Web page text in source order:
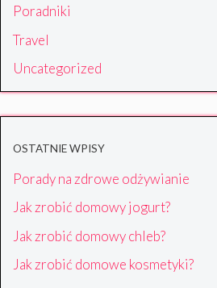
Poradniki
Travel
Uncategorized
OSTATNIE WPISY
Porady na zdrowe odżywianie
Jak zrobić domowy jogurt?
Jak zrobić domowy chleb?
Jak zrobić domowe kosmetyki?